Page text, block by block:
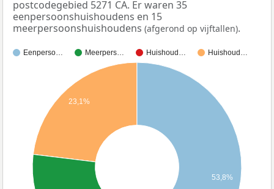
postcodegebied 5271 CA. Er waren 35
eenpersoonshuishoudens en 15
meerpersoonshuishoudens (afgerond op vijftallen).
Eenperso… Meerpers… Huishoud… Huishoud…
23,1%
53,8%